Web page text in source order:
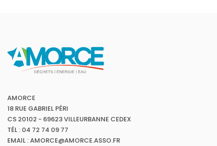
AMORCE
18 RUE GABRIEL PÉRI
CS 20102 - 69623 VILLEURBANNE CEDEX
TÉL : 04 72 74 09 77
EMAIL : AMORCE@AMORCE.ASSO.FR